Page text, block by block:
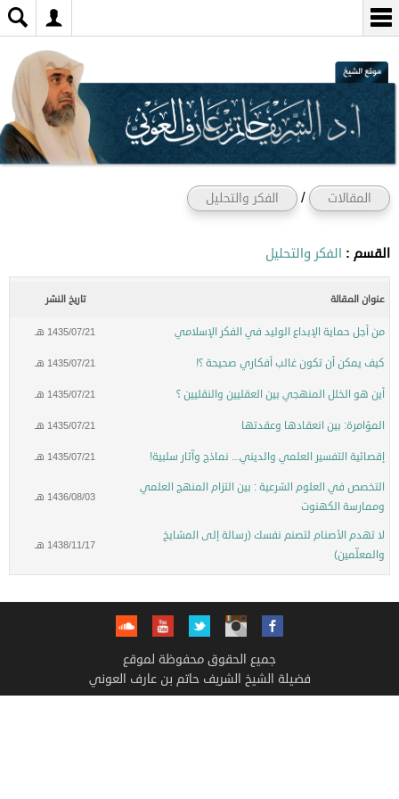
المقالات / الفكر والتحليل
القسم : الفكر والتحليل
عنوان المقالة تاريخ النشر
من أجل حماية الإبداع الوليد في الفكر الإسلامي 1435/07/21 هـ
كيف يمكن أن تكون غالب أفكاري صحيحة ؟! 1435/07/21 هـ
أين هو الخلل المنهجي بين العقليين والنقليين ؟ 1435/07/21 هـ
المؤامرة: بين انعقادها وعقدتها 1435/07/21 هـ
إقصائية التفسير العلمي والديني... نماذج وآثار سلبية! 1435/07/21 هـ
التخصص في العلوم الشرعية : بين التزام المنهج العلمي
وممارسة الكهنوت
1436/08/03 هـ
لا تهدم الأصنام لتصنم نفسك (رسالة إلى المشايخ
والمعلّمين)
1438/11/17 هـ
جميع الحقوق محفوظة لموقع
فضيلة الشيخ الشريف حاتم بن عارف العوني